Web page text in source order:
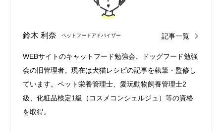
鈴木 利奈 ペットフードアドバイザー 記事一覧
WEBサイトのキャットフード勉強会、ドッグフード勉強
会の旧管理者。現在は犬猫レシピの記事を執筆・監修し
ています。ペット栄養管理士、愛玩動物飼養管理士2
級、化粧品検定1級（コスメコンシェルジュ）等の資格
を取得。